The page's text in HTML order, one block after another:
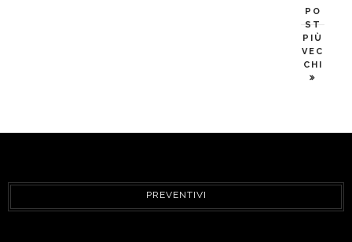
PO
ST
PIÙ
VEC
CHI
PREVENTIVI